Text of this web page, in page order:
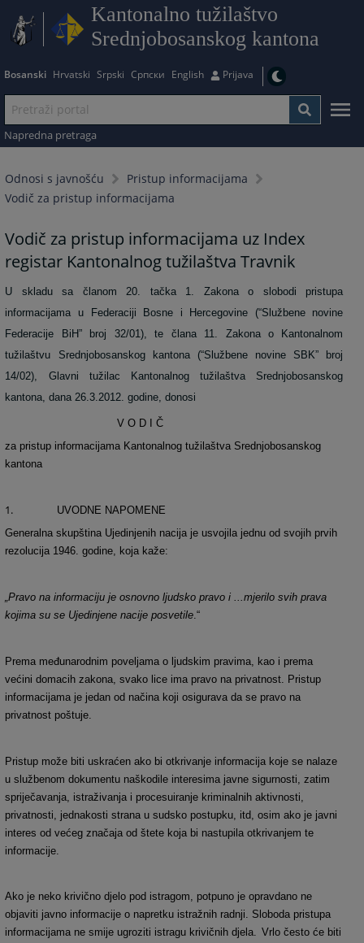
Kantonalno tužilaštvo
Srednjobosanskog kantona
Bosanski Hrvatski Srpski Српски English Prijava
Napredna pretraga
Odnosi s javnošću
Pristup informacijama
Vodič za pristup informacijama
Vodič za pristup informacijama uz Index
registar Kantonalnog tužilaštva Travnik
U skladu sa članom 20. tačka 1. Zakona o slobodi pristupa
informacijama u Federaciji Bosne i Hercegovine (“Službene novine
Federacije BiH” broj 32/01), te člana 11. Zakona o Kantonalnom
tužilaštvu Srednjobosanskog kantona (“Službene novine SBK” broj
14/02), Glavni tužilac Kantonalnog tužilaštva Srednjobosanskog
kantona, dana 26.3.2012. godine, donosi
V O D IČ
za pristup informacijama Kantonalnog tužilaštva Srednjobosanskog
kantona
1.
UVODNE NAPOMENE
Generalna skupština Ujedinjenih nacija je usvojila jednu od svojih prvih
rezolucija 1946. godine, koja kaže:
„Pravo na informaciju je osnovno ljudsko pravo i ...mjerilo svih prava
kojima su se Ujedinjene nacije posvetile .“
Prema međunarodnim poveljama o ljudskim pravima, kao i prema
većini domacih zakona, svako lice ima pravo na privatnost. Pristup
informacijama je jedan od načina koji osigurava da se pravo na
privatnost poštuje.
Pristup može biti uskraćen ako bi otkrivanje informacija koje se nalaze
u službenom dokumentu naškodile interesima javne sigurnosti, zatim
spriječavanja, istraživanja i procesuiranje kriminalnih aktivnosti,
privatnosti, jednakosti strana u sudsko postupku, itd, osim ako je javni
interes od većeg značaja od štete koja bi nastupila otkrivanjem te
informacije.
Ako je neko krivično djelo pod istragom, potpuno je opravdano ne
objaviti javno informacije o napretku istražnih radnji. Sloboda pristupa
informacijama ne smije ugroziti istragu krivičnih djela. Vrlo često će biti